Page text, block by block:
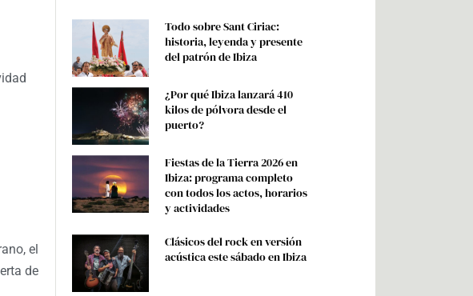
el
de
Todo sobre Sant Ciriac:
historia, leyenda y presente
del patrón de Ibiza
¿Por qué Ibiza lanzará 410
kilos de pólvora desde el
puerto?
Fiestas de la Tierra 2026 en
Ibiza: programa completo
con todos los actos, horarios
y actividades
Clásicos del rock en versión
acústica este sábado en Ibiza